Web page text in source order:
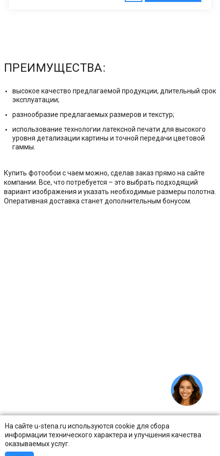
На сайте u-stena.ru используются cookie для сбора
информации технического характера и улучшения качества
оказываемых услуг.
ПРЕИМУЩЕСТВА:
высокое качество предлагаемой продукции, длительный срок
эксплуатации;
разнообразие предлагаемых размеров и текстур;
использование технологии латексной печати для высокого
уровня детализации картины и точной передачи цветовой
гаммы.
Купить фотообои с чаем можно, сделав заказ прямо на сайте
компании. Все, что потребуется – это выбрать подходящий
вариант изображения и указать необходимые размеры полотна.
Оперативная доставка станет дополнительным бонусом.